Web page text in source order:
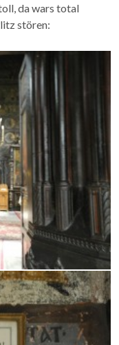
da wars total
stören: